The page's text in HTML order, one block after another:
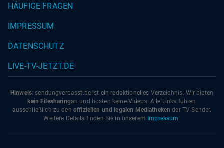
HÄUFIGE FRAGEN
IMPRESSUM
DATENSCHUTZ
LIVE-TV-JETZT.DE
Hinweis: sendungverpasst.de ist ein redaktionelles Verzeichnis. Wir bieten
kein Filesharingan und hosten keine Videos. Alle Links führen
ausschließlich zu den offiziellen und legalen Mediatheken der TV-Sender.
Weitere Details finden Sie in unserem Impressum.